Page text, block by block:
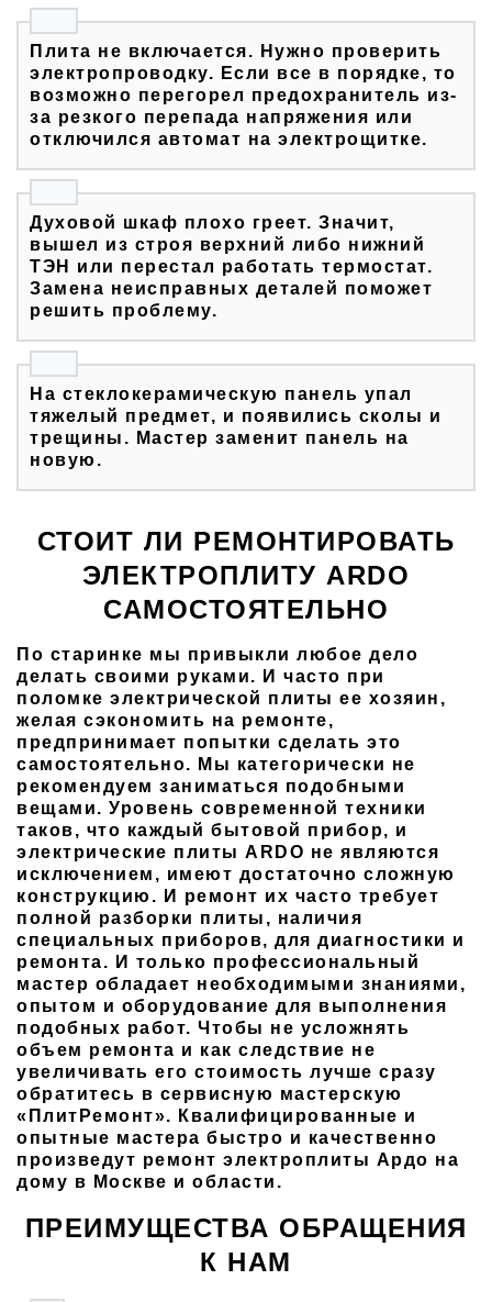
Плита не включается. Нужно проверить
электропроводку. Если все в порядке, то
возможно перегорел предохранитель из-
за резкого перепада напряжения или
отключился автомат на электрощитке.
Духовой шкаф плохо греет. Значит,
вышел из строя верхний либо нижний
ТЭН или перестал работать термостат.
Замена неисправных деталей поможет
решить проблему.
На стеклокерамическую панель упал
тяжелый предмет, и появились сколы и
трещины. Мастер заменит панель на
новую.
СТОИТ ЛИ РЕМОНТИРОВАТЬ
ЭЛЕКТРОПЛИТУ ARDO
САМОСТОЯТЕЛЬНО
По старинке мы привыкли любое дело
делать своими руками. И часто при
поломке электрической плиты ее хозяин,
желая сэкономить на ремонте,
предпринимает попытки сделать это
самостоятельно. Мы категорически не
рекомендуем заниматься подобными
вещами. Уровень современной техники
таков, что каждый бытовой прибор, и
электрические плиты ARDO не являются
исключением, имеют достаточно сложную
конструкцию. И ремонт их часто требует
полной разборки плиты, наличия
специальных приборов, для диагностики и
ремонта. И только профессиональный
мастер обладает необходимыми знаниями,
опытом и оборудование для выполнения
подобных работ. Чтобы не усложнять
объем ремонта и как следствие не
увеличивать его стоимость лучше сразу
обратитесь в сервисную мастерскую
«ПлитРемонт». Квалифицированные и
опытные мастера быстро и качественно
произведут ремонт электроплиты Ардо на
дому в Москве и области.
ПРЕИМУЩЕСТВА ОБРАЩЕНИЯ
К НАМ